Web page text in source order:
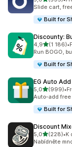
Celkový
Slide cart,
Built for
Discounty:
4,9z 5 hvězd
(1 186)
Celkový •
Run BOGO,
Built for
EG Auto
5,0z 5 hvězd
(999)
Celkový •
Auto-add
Built for
Discount
5,0z 5 hvězd
(228)
Celkový •K
Nabídněte